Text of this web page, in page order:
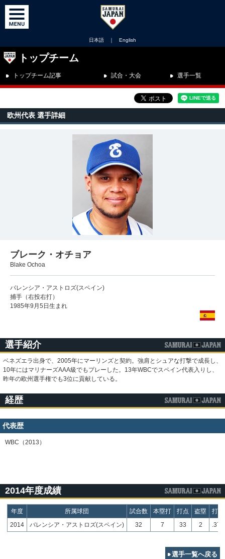
日本語 ｜ English
トップチーム
トップチーム記事 試合・大会 選手一覧
欧州代表 選手詳細
ブレーク・オチョア
Blake Ochoa
バレンシア・アストロズ(スペイン)
捕手（右投右打）
1985年9月5日生まれ
選手紹介
ベネズエラ出身で、2005年にマーリンズと契約。強肩とシュアな打撃で成長し、
10年にはマリナーズAAA級でもプレーした。13年WBCでスペイン代表入りし、
昨年の欧州選手権でも3位に貢献している。
経歴
代表歴
WBC（2013）
2014年度成績
年度 所属球団 試合数 本塁打 打点 盗塁
打率
2014
バレンシア・アストロズ(スペイン) 32 7 33 2 .378
選手一覧へ戻る